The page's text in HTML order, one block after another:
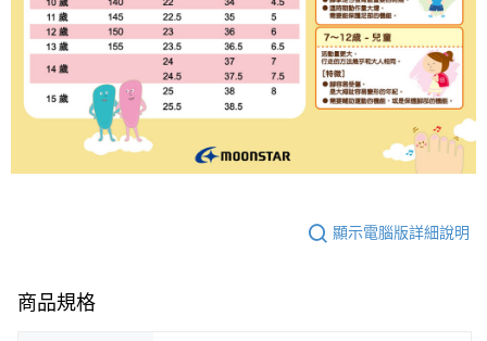
顯示電腦版詳細說明
商品規格